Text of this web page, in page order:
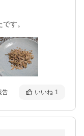
す。
告 いいね 1